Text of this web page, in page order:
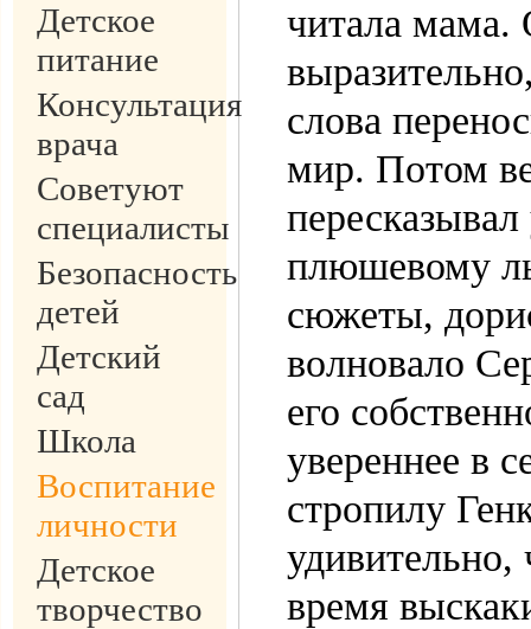
Детское
питание
Консультация
врача
Советуют
специалисты
Безопасность
детей
Детский
сад
Школа
Воспитание
личности
Детское
творчество
читала мама.
слова
мир. Потом
плюшевому
сюжеты,
волновало
его
увереннее в
стропилу
удивительно,
время